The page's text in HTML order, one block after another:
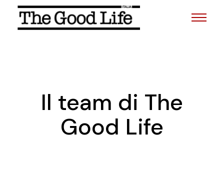
Il team di The
Good Life